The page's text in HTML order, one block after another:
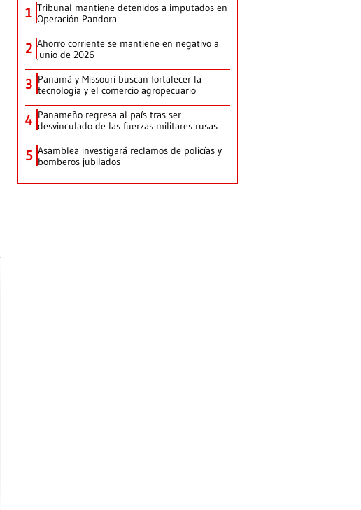
1 Tribunal mantiene detenidos a imputados en
Operación Pandora
2 Ahorro corriente se mantiene en negativo a
junio de 2026
3 Panamá y Missouri buscan fortalecer la
tecnología y el comercio agropecuario
4 Panameño regresa al país tras ser
desvinculado de las fuerzas militares rusas
5 Asamblea investigará reclamos de policías y
bomberos jubilados